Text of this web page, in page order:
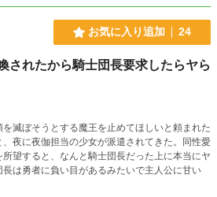
お気に入り追加 24
されたから騎士団長要求したらヤら
滅ぼそうとする魔王を止めてほしいと頼まれた
夜に夜伽担当の少女が派遣されてきた。同性愛
望すると、なんと騎士団長だった上に本当にヤ
は勇者に負い目があるみたいで主人公に甘い